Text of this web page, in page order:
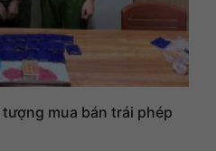
mua bán trái phép